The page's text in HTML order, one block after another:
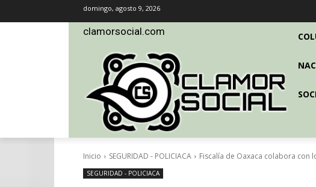
domingo, agosto 9, 2026
clamorsocial.com
Inicio SEGURIDAD - POLICIACA Fiscalía de Oaxaca colabora con
SEGURIDAD - POLICIACA